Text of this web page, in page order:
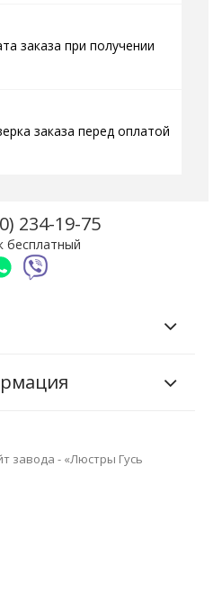
заказа при получении
заказа перед оплатой
234-19-75
бесплатный
завода - «Люстры Гусь